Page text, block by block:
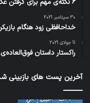
6 نکته‌ی مهم برای گرفتن عکس‌های جذاب‌تر در سفر
30 سپتامبر 2021
خداحافظی زود هنگام
11 جولای 2021
راکستار داستان
آخرین پست های بازبینی